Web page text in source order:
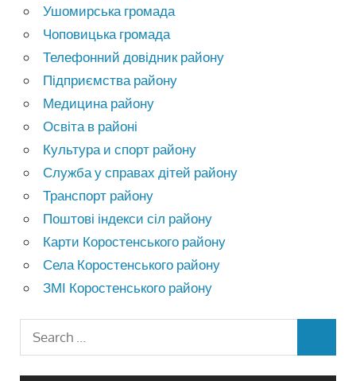
Ушомирська громада
Чоповицька громада
Телефонний довідник району
Підприємства району
Медицина району
Освіта в районі
Культура и спорт району
Служба у справах дітей району
Транспорт району
Поштові індекси сіл району
Карти Коростенського району
Села Коростенського району
ЗМІ Коростенського району